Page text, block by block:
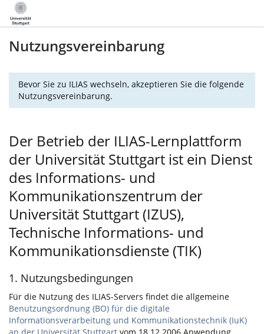
Nutzungsvereinbarung
Bevor Sie zu ILIAS wechseln, akzeptieren Sie die folgende
Nutzungsvereinbarung.
Der Betrieb der ILIAS-Lernplattform
der Universität Stuttgart ist ein Dienst
des Informations- und
Kommunikationszentrum der
Universität Stuttgart (IZUS),
Technische Informations- und
Kommunikationsdienste (TIK)
1. Nutzungsbedingungen
Für die Nutzung des ILIAS-Servers findet die allgemeine
Benutzungsordnung (BO) für die digitale
Informationsverarbeitung und Kommunikationstechnik (IuK)